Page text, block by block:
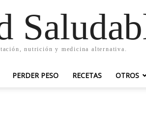
nutrición y medicina alternativa.
PERDER PESO RECETAS OTROS